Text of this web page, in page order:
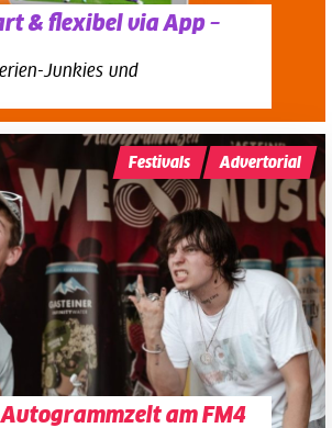
& flexibel via App –
Junkies und
Autogrammzelt am FM4
Festivals Advertorial